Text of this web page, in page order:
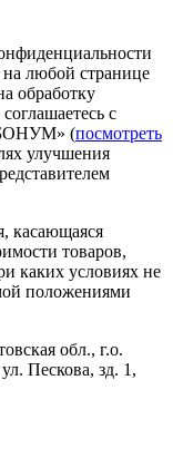
любой странице
обработку
с
(посмотреть
улучшения
касающаяся
товаров,
каких условиях не
положениями
обл., г.о.
Пескова, зд. 1,